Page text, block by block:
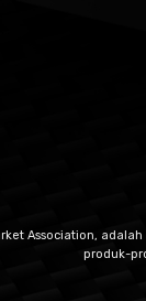
Association,
produk-